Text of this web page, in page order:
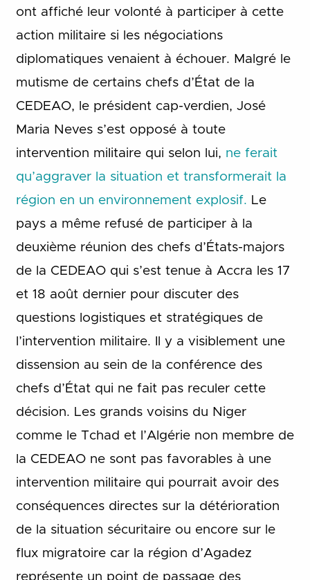
ont affiché leur volonté à participer à cette
action militaire si les négociations
diplomatiques venaient à échouer. Malgré le
mutisme de certains chefs d’État de la
CEDEAO, le président cap-verdien, José
Maria Neves s’est opposé à toute
intervention militaire qui selon lui, ne ferait
qu’aggraver la situation et transformerait la
région en un environnement explosif. Le
pays a même refusé de participer à la
deuxième réunion des chefs d’États-majors
de la CEDEAO qui s’est tenue à Accra les 17
et 18 août dernier pour discuter des
questions logistiques et stratégiques de
l’intervention militaire. Il y a visiblement une
dissension au sein de la conférence des
chefs d’État qui ne fait pas reculer cette
décision. Les grands voisins du Niger
comme le Tchad et l’Algérie non membre de
la CEDEAO ne sont pas favorables à une
intervention militaire qui pourrait avoir des
conséquences directes sur la détérioration
de la situation sécuritaire ou encore sur le
flux migratoire car la région d’Agadez
représente un point de passage des